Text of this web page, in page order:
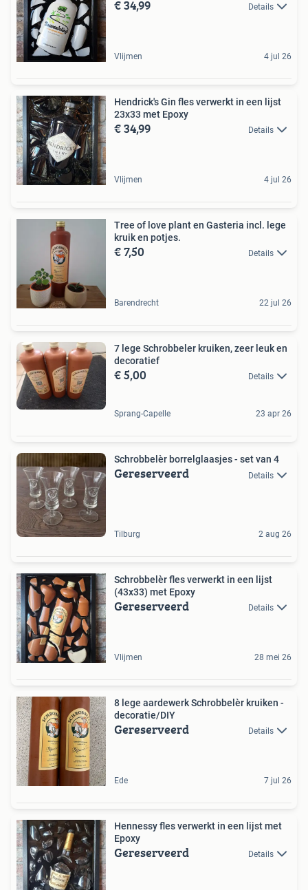
€ 34,99 Details
Vlijmen 4 jul 26
Hendrick's Gin fles verwerkt in een lijst
23x33 met Epoxy
€ 34,99 Details
Vlijmen 4 jul 26
Tree of love plant en Gasteria incl. lege
kruik en potjes.
€ 7,50 Details
Barendrecht 22 jul 26
7 lege Schrobbeler kruiken, zeer leuk en
decoratief
€ 5,00 Details
Sprang-Capelle 23 apr 26
Schrobbelèr borrelglaasjes - set van 4
Gereserveerd Details
Tilburg 2 aug 26
Schrobbelèr fles verwerkt in een lijst
(43x33) met Epoxy
Gereserveerd Details
Vlijmen 28 mei 26
8 lege aardewerk Schrobbelèr kruiken -
decoratie/DIY
Gereserveerd Details
Ede 7 jul 26
Hennessy fles verwerkt in een lijst met
Epoxy
Gereserveerd Details